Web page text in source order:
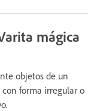
mágica
objetos de un
forma irregular o